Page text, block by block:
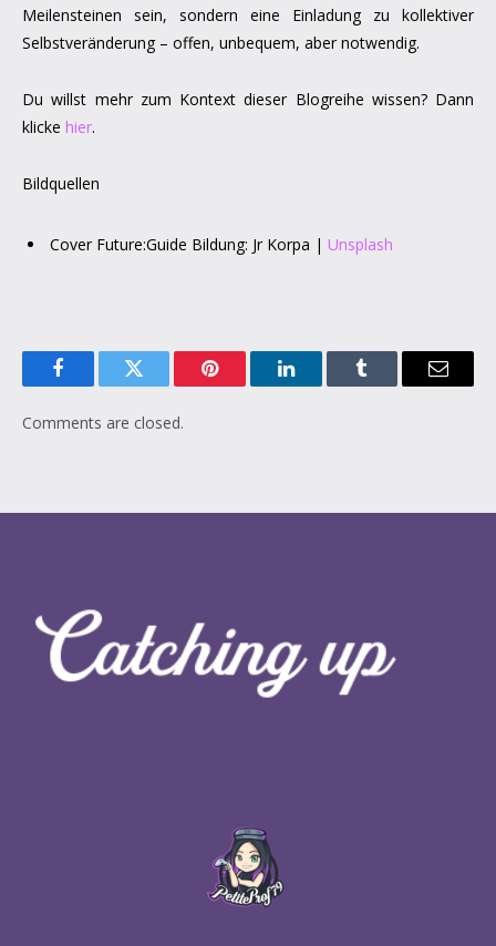
Meilensteinen sein, sondern eine Einladung zu kollektiver
Selbstveränderung – offen, unbequem, aber notwendig.
Du willst mehr zum Kontext dieser Blogreihe wissen? Dann
klicke hier.
Bildquellen
Cover Future:Guide Bildung: Jr Korpa | Unsplash
FacebookTwitter Pinterest LinkedInTumblr Email
Comments are closed.